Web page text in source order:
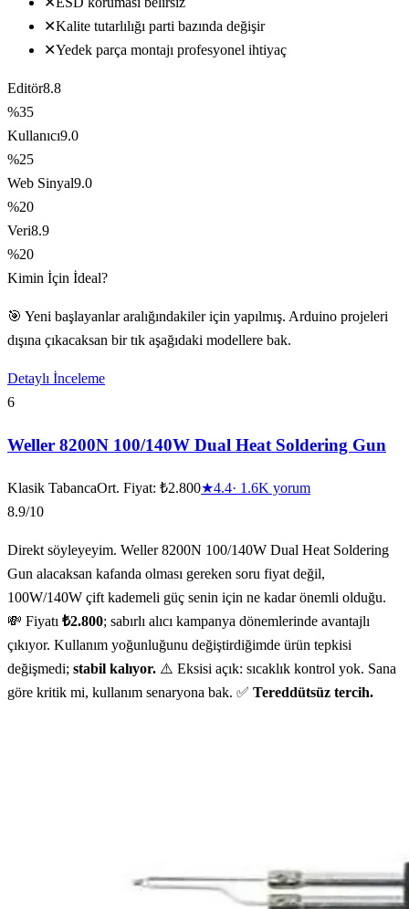
✕Kalite tutarlılığı parti bazında değişir
✕Yedek parça montajı profesyonel ihtiyaç
Editör8.8
%35
Kullanıcı9.0
%25
Web Sinyal9.0
%20
Veri8.9
%20
Kimin İçin İdeal?
🎯 Yeni başlayanlar aralığındakiler için yapılmış. Arduino projeleri
dışına çıkacaksan bir tık aşağıdaki modellere bak.
Detaylı İnceleme
6
Weller 8200N 100/140W Dual Heat Soldering Gun
Klasik TabancaOrt. Fiyat: ₺2.800★4.4· 1.6K yorum
8.9/10
Direkt söyleyeyim. Weller 8200N 100/140W Dual Heat Soldering
Gun alacaksan kafanda olması gereken soru fiyat değil,
100W/140W çift kademeli güç senin için ne kadar önemli olduğu.
💸 Fiyatı ₺2.800; sabırlı alıcı kampanya dönemlerinde avantajlı
çıkıyor. Kullanım yoğunluğunu değiştirdiğimde ürün tepkisi
değişmedi; stabil kalıyor. ⚠️ Eksisi açık: sıcaklık kontrol yok. Sana
göre kritik mi, kullanım senaryona bak. ✅ Tereddütsüz tercih.